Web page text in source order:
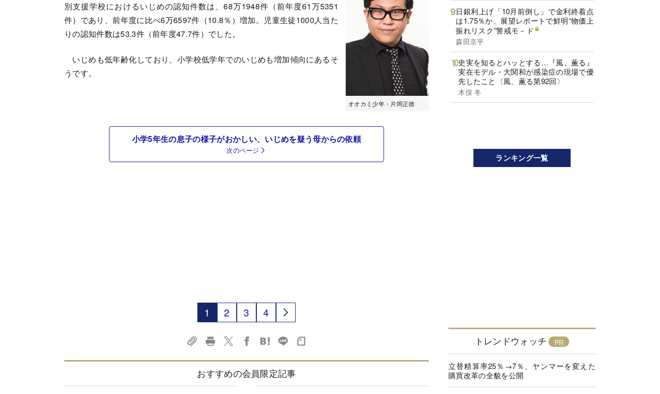
オオカミ少年・片岡正徳
別支援学校におけるいじめの認知件数は、68万1948件（前年度61万5351
件）であり、前年度に比べ6万6597件（10.8％）増加。児童生徒1000人当た
りの認知件数は53.3件（前年度47.7件）でした。
いじめも低年齢化しており、小学校低学年でのいじめも増加傾向にあるそ
うです。
小学5年生の息子の様子がおかしい、いじめを疑う母からの依頼
次のページ
1 2 3 4
おすすめの会員限定記事
日銀利上げ「10月前倒し」で金利終着点
は1.75％か、展望レポートで鮮明“物価上
振れリスク”警戒モ－ド
森田京平
史実を知るとハッとする…『風、薫る』
実在モデル・大関和が感染症の現場で優
先したこと〈風、薫る第92回〉
木俣 冬
ランキング一覧
トレンドウォッチ
立替精算率25％→7％、ヤンマーを変えた
購買改革の全貌を公開